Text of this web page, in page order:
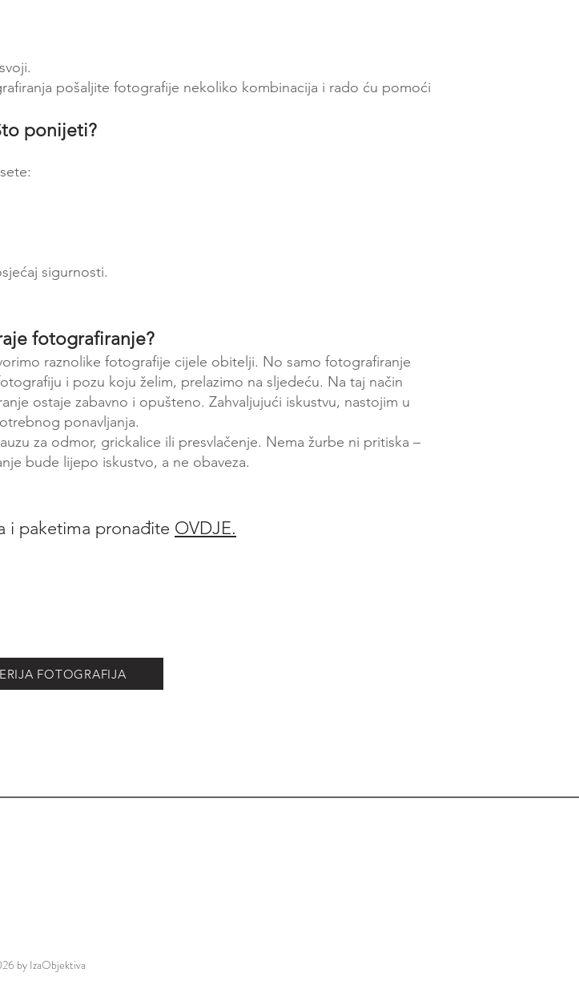
pošaljite fotografije nekoliko kombinacija i rado ću pomoći
ponijeti?
sigurnosti.
fotografiranje?
raznolike fotografije cijele obitelji. No samo fotografiranje
i pozu koju želim, prelazimo na sljedeću. Na taj način
ostaje zabavno i opušteno. Zahvaljujući iskustvu, nastojim u
ponavljanja.
za odmor, grickalice ili presvlačenje. Nema žurbe ni pritiska –
bude lijepo iskustvo, a ne obaveza.
i paketima pronađite OVDJE.
FOTOGRAFIJA
by IzaObjektiva